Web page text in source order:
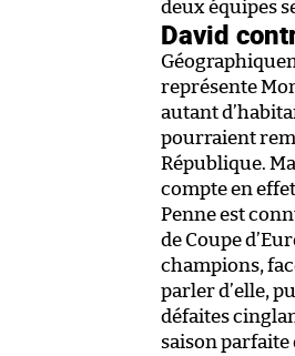
deux équipes
David
représente
autant
pourraient
République.
compte en
Penne est
de Coupe
champions,
parler d’elle,
défaites
saison parfaite